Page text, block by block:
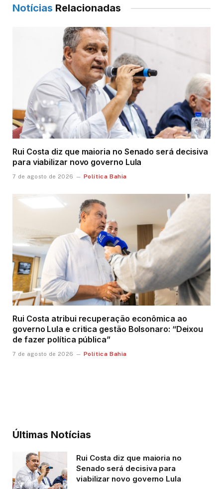
Notícias Relacionadas
Rui Costa diz que maioria no Senado será decisiva
para viabilizar novo governo Lula
7 de agosto de 2026 Política Bahia
Rui Costa atribui recuperação econômica ao
governo Lula e critica gestão Bolsonaro: “Deixou
de fazer política pública”
7 de agosto de 2026 Política Bahia
Últimas Notícias
Rui Costa diz que maioria no
Senado será decisiva para
viabilizar novo governo Lula